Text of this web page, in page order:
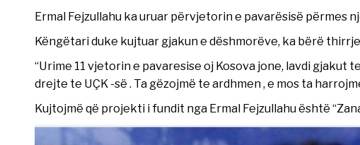
Ermal Fejzullahu ka uruar përvjetorin e pavarësisë përmes
Këngëtari duke kujtuar gjakun e dëshmorëve, ka bërë
“Urime 11 vjetorin e pavaresise oj Kosova jone, lavdi gjakut
drejte te UÇK -së . Ta gëzojmë te ardhmen , e mos ta
Kujtojmë që projekti i fundit nga Ermal Fejzullahu është